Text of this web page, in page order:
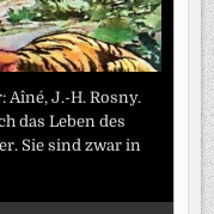
Aîné, J.-H. Rosny.
das Leben des
Sie sind zwar in